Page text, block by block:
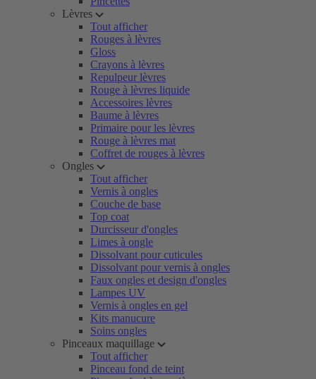
Lèvres
Tout afficher
Rouges à lèvres
Gloss
Crayons à lèvres
Repulpeur lèvres
Rouge à lèvres liquide
Accessoires lèvres
Baume à lèvres
Primaire pour les lèvres
Rouge à lèvres mat
Coffret de rouges à lèvres
Ongles
Tout afficher
Vernis à ongles
Couche de base
Top coat
Durcisseur d'ongles
Limes à ongle
Dissolvant pour cuticules
Dissolvant pour vernis à ongles
Faux ongles et design d'ongles
Lampes UV
Vernis à ongles en gel
Kits manucure
Soins ongles
Pinceaux maquillage
Tout afficher
Pinceau fond de teint